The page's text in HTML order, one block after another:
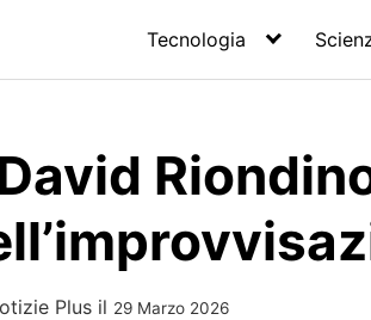
Tecnologia
Plus il 29 Marzo 2026